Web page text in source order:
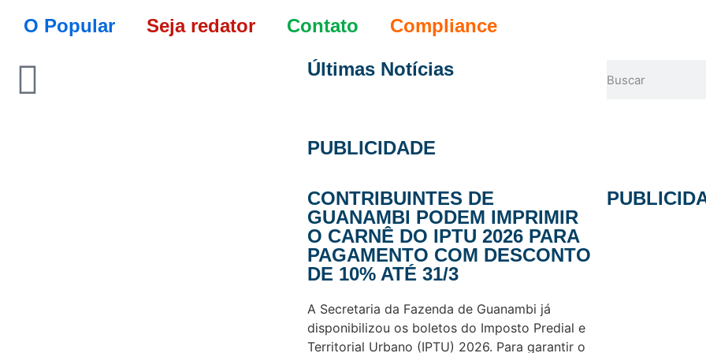
O Popular Seja redator Contato Compliance
Últimas Notícias
PUBLICIDADE
CONTRIBUINTES DE
GUANAMBI PODEM IMPRIMIR
O CARNÊ DO IPTU 2026 PARA
PAGAMENTO COM DESCONTO
DE 10% ATÉ 31/3
A Secretaria da Fazenda de Guanambi já
disponibilizou os boletos do Imposto Predial e
Territorial Urbano (IPTU) 2026. Para garantir o